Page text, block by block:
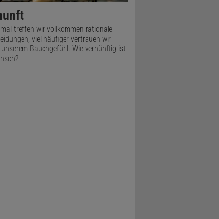
und
wie ein
es
deren
treffen wir vollkommen rationale
viel häufiger vertrauen wir
unserem Bauchgefühl. Wie vernünftig ist